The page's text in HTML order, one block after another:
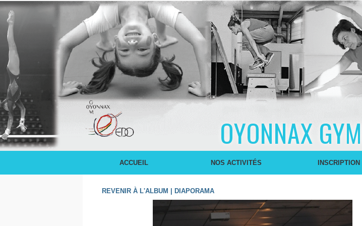
OYONNAX
ACCUEIL NOS ACTIVITÉS INSCRIPTION
REVENIR À L'ALBUM DIAPORAMA